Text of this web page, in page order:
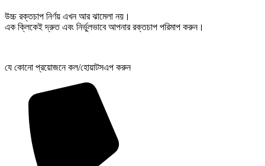
উচ্চ রক্তচাপ নির্ণয় এখন আর ঝামেলা নয়।
এক ক্লিকেই দ্রুত এবং নির্ভুলভাবে আপনার রক্তচাপ পরিমাপ করুন।
যে কোনো প্রয়োজনে কল/হোয়াটসএপ করুন